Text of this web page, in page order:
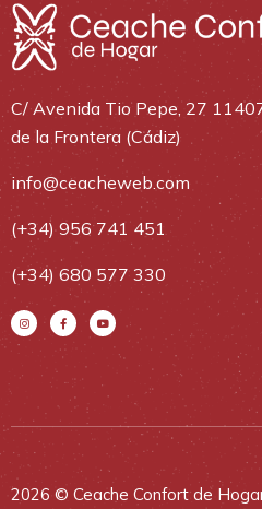
C/ Avenida Tio Pepe, 27
de la Frontera (Cádiz)
info@ceacheweb.com
(+34) 956 741 451
(+34) 680 577 330
2026 © Ceache Confort de Hogar